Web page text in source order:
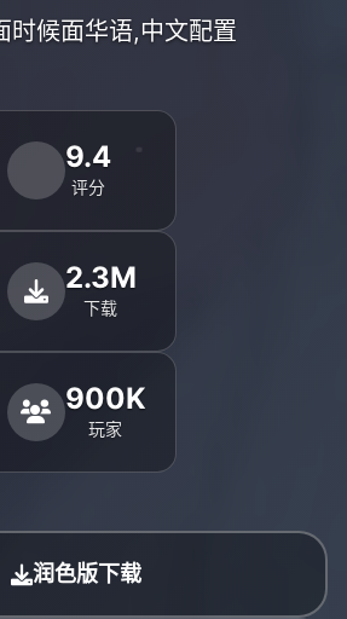
时候面华语,中文配置
9.4
评分
2.3M
下载
900K
玩家
润色版下载